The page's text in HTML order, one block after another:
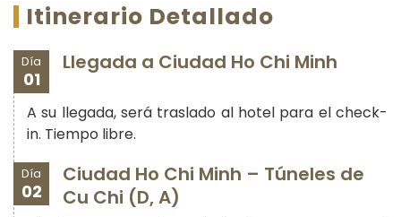
Itinerario Detallado
Día
01
Llegada a Ciudad Ho Chi Minh
A su llegada, será traslado al hotel para el check-
in. Tiempo libre.
Día
02
Ciudad Ho Chi Minh – Túneles de
Cu Chi (D, A)